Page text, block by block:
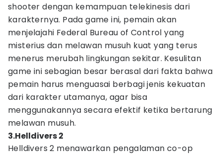
shooter dengan kemampuan telekinesis dari
karakternya. Pada game ini, pemain akan
menjelajahi Federal Bureau of Control yang
misterius dan melawan musuh kuat yang terus
menerus merubah lingkungan sekitar. Kesulitan
game ini sebagian besar berasal dari fakta bahwa
pemain harus menguasai berbagi jenis kekuatan
dari karakter utamanya, agar bisa
menggunakannya secara efektif ketika bertarung
melawan musuh.
3.Helldivers 2
Helldivers 2 menawarkan pengalaman co-op